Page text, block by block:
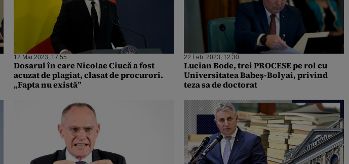
12 Mai 2023, 17:55
Dosarul în care Nicolae Ciucă a fost
acuzat de plagiat, clasat de procurori.
„Fapta nu există”
22 Feb. 2023, 12:30
Lucian Bode, trei PROCESE pe rol cu
Universitatea Babeș-Bolyai, privind
teza sa de doctorat